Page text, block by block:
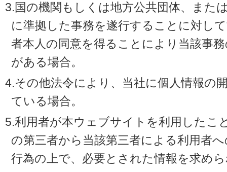
3.国の機関もしくは地方公共団体、また
に準拠した事務を遂行することに対し
者本人の同意を得ることにより当該事
がある場合。
4.その他法令により、当社に個人情報の
ている場合。
5.利用者が本ウェブサイトを利用したこ
の第三者から当該第三者による利用者
行為の上で、必要とされた情報を求め